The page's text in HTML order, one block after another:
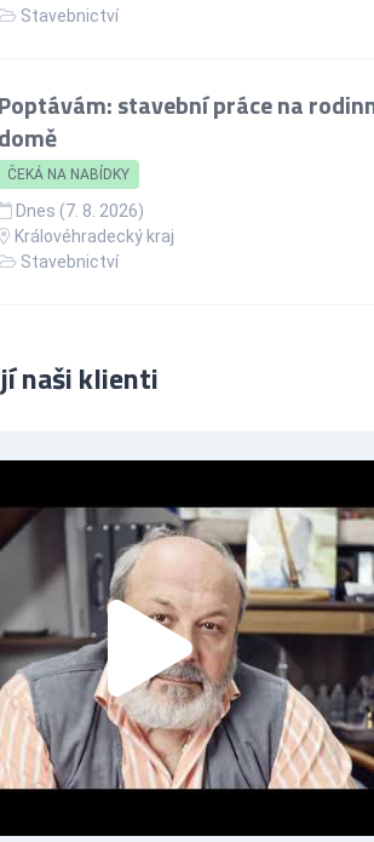
Stavebnictví
Poptávám: stavební práce na
domě
ČEKÁ NA NABÍDKY
Dnes (7. 8. 2026)
Královéhradecký kraj
Stavebnictví
naši klienti